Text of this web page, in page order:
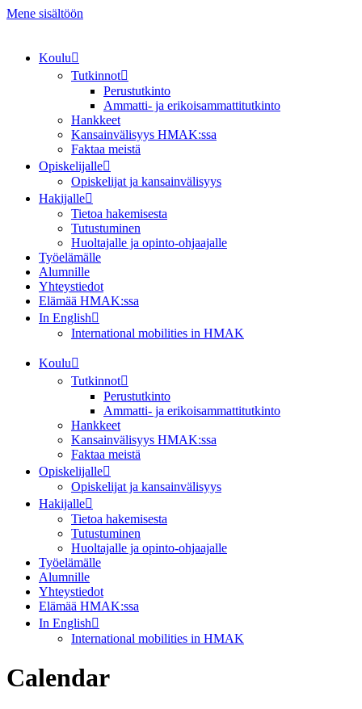
Mene sisältöön
Koulu
Tutkinnot
Perustutkinto
Ammatti- ja erikoisammattitutkinto
Hankkeet
Kansainvälisyys HMAK:ssa
Faktaa meistä
Opiskelijalle
Opiskelijat ja kansainvälisyys
Hakijalle
Tietoa hakemisesta
Tutustuminen
Huoltajalle ja opinto-ohjaajalle
Työelämälle
Alumnille
Yhteystiedot
Elämää HMAK:ssa
In English
International mobilities in HMAK
Koulu
Tutkinnot
Perustutkinto
Ammatti- ja erikoisammattitutkinto
Hankkeet
Kansainvälisyys HMAK:ssa
Faktaa meistä
Opiskelijalle
Opiskelijat ja kansainvälisyys
Hakijalle
Tietoa hakemisesta
Tutustuminen
Huoltajalle ja opinto-ohjaajalle
Työelämälle
Alumnille
Yhteystiedot
Elämää HMAK:ssa
In English
International mobilities in HMAK
Calendar